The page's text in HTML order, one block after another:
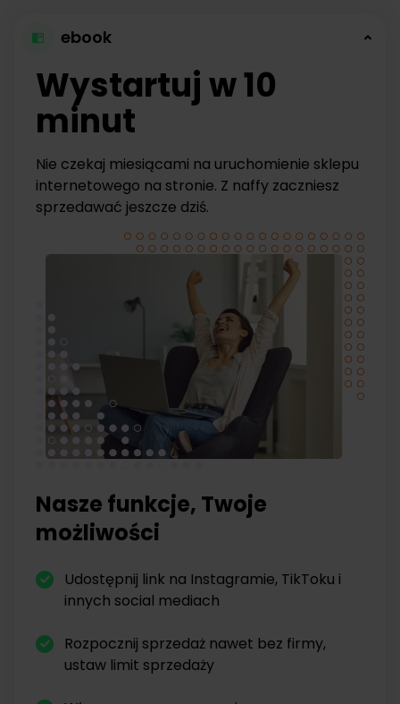
ebook
Wystartuj w 10
minut
Nie czekaj miesiącami na uruchomienie sklepu
internetowego na stronie. Z naffy zaczniesz
sprzedawać jeszcze dziś.
Nasze funkcje, Twoje
możliwości
Udostępnij link na Instagramie, TikToku i
innych social mediach
Rozpocznij sprzedaż nawet bez firmy,
ustaw limit sprzedaży